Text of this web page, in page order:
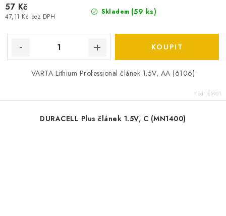
Skladem (59 ks)
47,11 Kč bez DPH
57 Kč
VARTA Lithium Professional článek 1.5V, AA (6106)
Kód: E5951
DURACELL Plus článek 1.5V, C (MN1400)